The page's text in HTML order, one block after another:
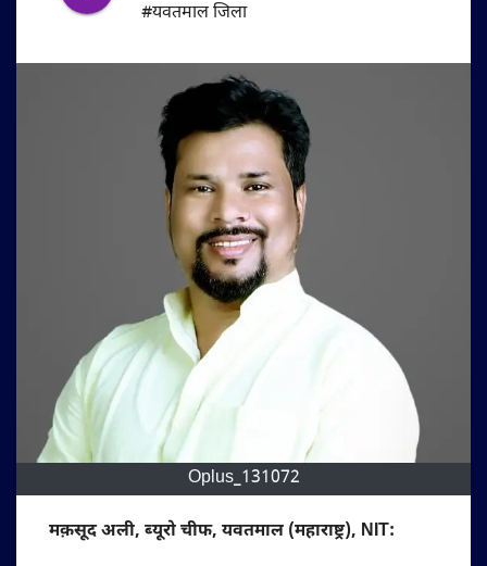
#यवतमाल जिला
Oplus_131072
मक़सूद अली, ब्यूरो चीफ, यवतमाल (महाराष्ट्र), NIT: